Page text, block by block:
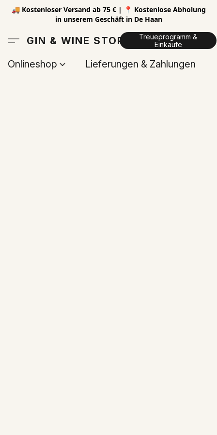
🚚 Kostenloser Versand ab 75 € | 📍 Kostenlose Abholung
in unserem Geschäft in De Haan
GIN & WINE STORE
Treueprogramm &
Einkäufe
Onlineshop Lieferungen & Zahlungen